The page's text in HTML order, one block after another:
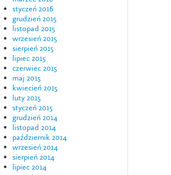
styczeń 2016
grudzień 2015
listopad 2015
wrzesień 2015
sierpień 2015
lipiec 2015
czerwiec 2015
maj 2015
kwiecień 2015
luty 2015
styczeń 2015
grudzień 2014
listopad 2014
październik 2014
wrzesień 2014
sierpień 2014
lipiec 2014